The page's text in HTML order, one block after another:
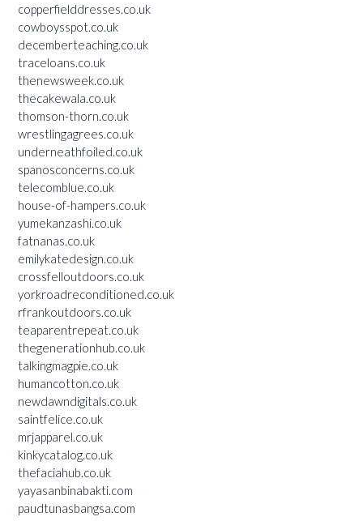
copperfielddresses.co.uk
cowboysspot.co.uk
decemberteaching.co.uk
traceloans.co.uk
thenewsweek.co.uk
thecakewala.co.uk
thomson-thorn.co.uk
wrestlingagrees.co.uk
underneathfoiled.co.uk
spanosconcerns.co.uk
telecomblue.co.uk
house-of-hampers.co.uk
yumekanzashi.co.uk
fatnanas.co.uk
emilykatedesign.co.uk
crossfelloutdoors.co.uk
yorkroadreconditioned.co.uk
rfrankoutdoors.co.uk
teaparentrepeat.co.uk
thegenerationhub.co.uk
talkingmagpie.co.uk
humancotton.co.uk
newdawndigitals.co.uk
saintfelice.co.uk
mrjapparel.co.uk
kinkycatalog.co.uk
thefaciahub.co.uk
yayasanbinabakti.com
paudtunasbangsa.com